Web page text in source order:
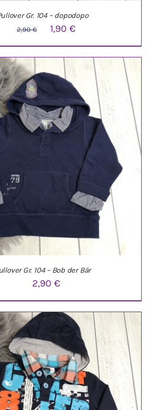
WARENKORB DETAILS
Gr. 104 – dopodopo
2,90€
Ursprünglicher
Preis
2,90 €
1,90€
Preis
ist:
1,90 €.
WARENKORB / DETAILS
Gr. 104 – Bob der Bär
2,90€